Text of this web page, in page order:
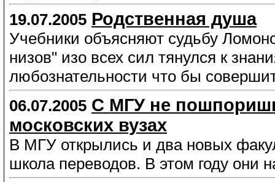
19.07.2005 Родственная душа
Учебники объясняют судьбу
низов" изо всех сил тянулся к
любознательности что бы
06.07.2005 С МГУ не
московских вузах
В МГУ открылись и два новых
школа переводов. В этом году они